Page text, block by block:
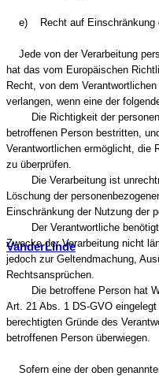
VanderLinde
e) Recht auf Einschränkung
Jede von der Verarbeitung
hat das vom Europäischen
Recht, von dem
verlangen, wenn eine der
Die Richtigkeit der
betroffenen Person bestritten,
Verantwortlichen ermöglicht, die
zu überprüfen.
Die Verarbeitung ist
Löschung der
Einschränkung der Nutzung der
Der Verantwortliche benötigt
Zwecke der Verarbeitung nicht
jedoch zur Geltendmachung,
Rechtsansprüchen.
Die betroffene Person hat
Art. 21 Abs. 1 DS-GVO
berechtigten Gründe des
betroffenen Person überwiegen.
Sofern eine der oben